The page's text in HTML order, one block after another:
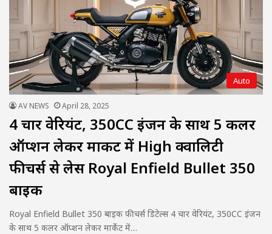
Auto
AV NEWS April 28, 2025
4 चार वेरियंट, 350CC इंजन के साथ 5 कलर
ऑप्शन लेकर मार्केट में High क्वालिटी
फीचर्स से लेस Royal Enfield Bullet 350
बाइक
Royal Enfield Bullet 350 बाइक फीचर्स डिटेल्स 4 चार वेरियंट, 350CC इंजन
के साथ 5 कलर ऑप्शन लेकर मार्केट में…